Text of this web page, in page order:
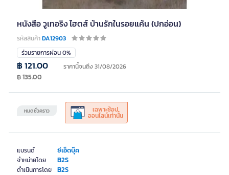
หนังสือ วูเทอริง ไฮตส์ บ้านรักในรอยแค้น (ปกอ่อน)
รหัสสินค้าDA12903
แบรนด์ ซีเอ็ดบุ๊ค
จำหน่ายโดย B2S
ดำเนินการโดย B2S
ร่วมรายการผ่อน 0%
หมดชั่วคราว เฉพาะช้อป
ออนไลน์เท่านั้น
฿ 121.00 ราคานี้จนถึง 31/08/2026
฿135.00